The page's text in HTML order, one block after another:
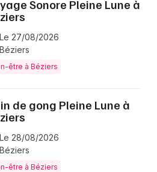
Sonore Pleine Lune à
Le 27/08/2026
Béziers
être à Béziers
de gong Pleine Lune à
Le 28/08/2026
Béziers
être à Béziers
Effacer les dates